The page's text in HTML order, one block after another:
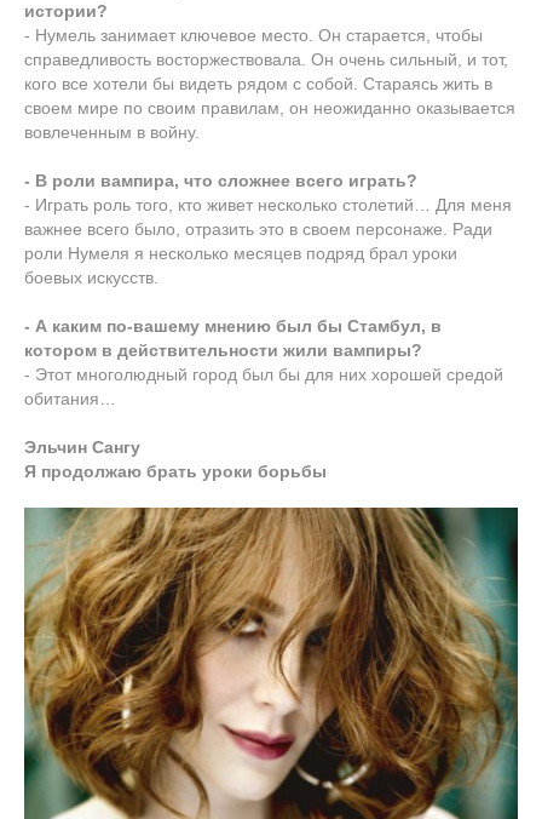
истории?
- Нумель занимает ключевое место. Он старается, чтобы
справедливость восторжествовала. Он очень сильный, и тот,
кого все хотели бы видеть рядом с собой. Стараясь жить в
своем мире по своим правилам, он неожиданно оказывается
вовлеченным в войну.
- В роли вампира, что сложнее всего играть?
- Играть роль того, кто живет несколько столетий… Для меня
важнее всего было, отразить это в своем персонаже. Ради
роли Нумеля я несколько месяцев подряд брал уроки
боевых искусств.
- А каким по-вашему мнению был бы Стамбул, в
котором в действительности жили вампиры?
- Этот многолюдный город был бы для них хорошей средой
обитания…
Эльчин Сангу
Я продолжаю брать уроки борьбы